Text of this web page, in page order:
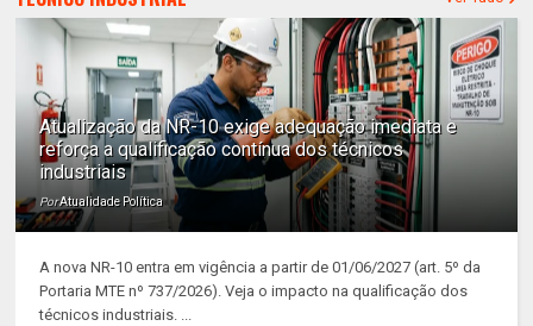
Atualização da NR-10 exige adequação imediata e
reforça a qualificação contínua dos técnicos
industriais
PorAtualidade Política
A nova NR-10 entra em vigência a partir de 01/06/2027 (art. 5º da
Portaria MTE nº 737/2026). Veja o impacto na qualificação dos
técnicos industriais. ...